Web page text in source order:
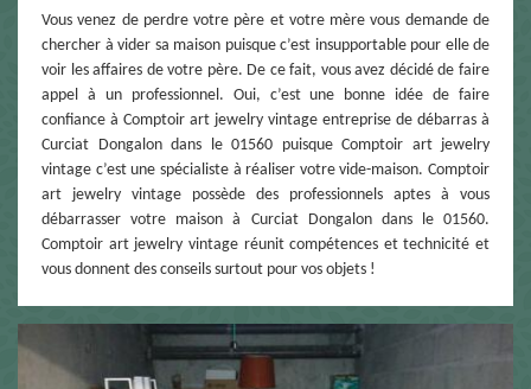
Vous venez de perdre votre père et votre mère vous demande de
chercher à vider sa maison puisque c’est insupportable pour elle de
voir les affaires de votre père. De ce fait, vous avez décidé de faire
appel à un professionnel. Oui, c’est une bonne idée de faire
confiance à Comptoir art jewelry vintage entreprise de débarras à
Curciat Dongalon dans le 01560 puisque Comptoir art jewelry
vintage c’est une spécialiste à réaliser votre vide-maison. Comptoir
art jewelry vintage possède des professionnels aptes à vous
débarrasser votre maison à Curciat Dongalon dans le 01560.
Comptoir art jewelry vintage réunit compétences et technicité et
vous donnent des conseils surtout pour vos objets !